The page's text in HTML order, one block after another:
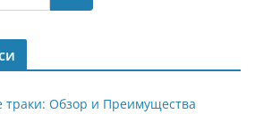
траки: Обзор и Преимущества